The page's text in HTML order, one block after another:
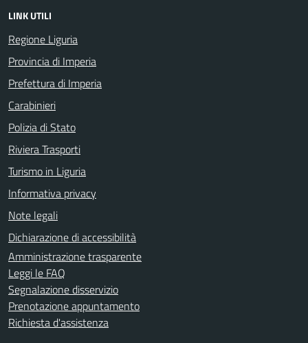
LINK UTILI
Regione Liguria
Provincia di Imperia
Prefettura di Imperia
Carabinieri
Polizia di Stato
Riviera Trasporti
Turismo in Liguria
Informativa privacy
Note legali
Dichiarazione di accessibilità
Amministrazione trasparente
Leggi le FAQ
Segnalazione disservizio
Prenotazione appuntamento
Richiesta d'assistenza